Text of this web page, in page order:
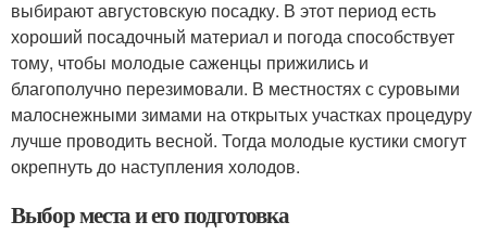
выбирают августовскую посадку. В этот период есть
хороший посадочный материал и погода способствует
тому, чтобы молодые саженцы прижились и
благополучно перезимовали. В местностях с суровыми
малоснежными зимами на открытых участках процедуру
лучше проводить весной. Тогда молодые кустики смогут
окрепнуть до наступления холодов.
Выбор места и его подготовка